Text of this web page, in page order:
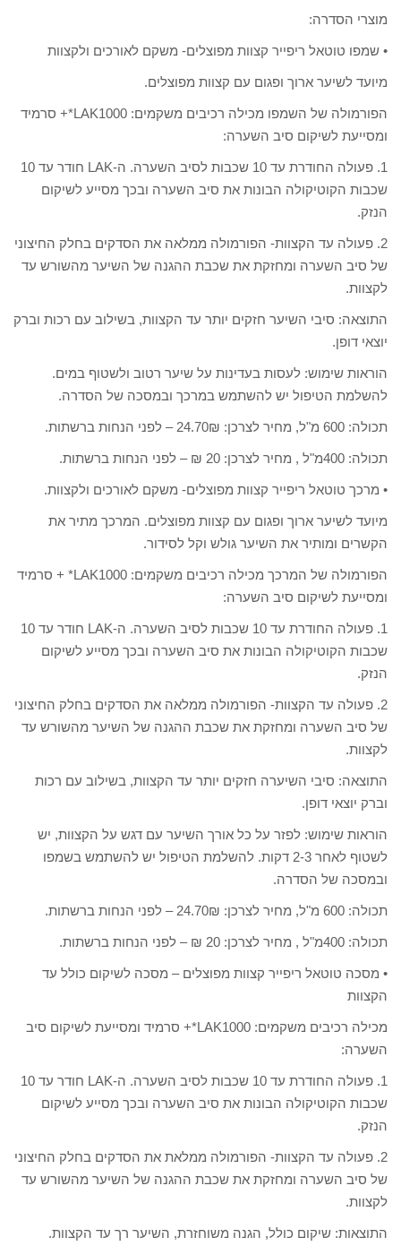
מוצרי הסדרה:
• שמפו טוטאל ריפייר קצוות מפוצלים- משקם לאורכים ולקצוות
מיועד לשיער ארוך ופגום עם קצוות מפוצלים.
הפורמולה של השמפו מכילה רכיבים משקמים: LAK1000*+ סרמיד
ומסייעת לשיקום סיב השערה:
1. פעולה החודרת עד 10 שכבות לסיב השערה. ה-LAK חודר עד 10
שכבות הקוטיקולה הבונות את סיב השערה ובכך מסייע לשיקום
הנזק.
2. פעולה עד הקצוות- הפורמולה ממלאה את הסדקים בחלק החיצוני
של סיב השערה ומחזקת את שכבת ההגנה של השיער מהשורש עד
לקצוות.
התוצאה: סיבי השיער חזקים יותר עד הקצוות, בשילוב עם רכות וברק
יוצאי דופן.
הוראות שימוש: לעסות בעדינות על שיער רטוב ולשטוף במים.
להשלמת הטיפול יש להשתמש במרכך ובמסכה של הסדרה.
תכולה: 600 מ"ל, מחיר לצרכן: 24.70₪ – לפני הנחות ברשתות.
תכולה: 400מ"ל , מחיר לצרכן: 20 ₪ – לפני הנחות ברשתות.
• מרכך טוטאל ריפייר קצוות מפוצלים- משקם לאורכים ולקצוות.
מיועד לשיער ארוך ופגום עם קצוות מפוצלים. המרכך מתיר את
הקשרים ומותיר את השיער גולש וקל לסידור.
הפורמולה של המרכך מכילה רכיבים משקמים: LAK1000* + סרמיד
ומסייעת לשיקום סיב השערה:
1. פעולה החודרת עד 10 שכבות לסיב השערה. ה-LAK חודר עד 10
שכבות הקוטיקולה הבונות את סיב השערה ובכך מסייע לשיקום
הנזק.
2. פעולה עד הקצוות- הפורמולה ממלאה את הסדקים בחלק החיצוני
של סיב השערה ומחזקת את שכבת ההגנה של השיער מהשורש עד
לקצוות.
התוצאה: סיבי השיערה חזקים יותר עד הקצוות, בשילוב עם רכות
וברק יוצאי דופן.
הוראות שימוש: לפזר על כל אורך השיער עם דגש על הקצוות, יש
לשטוף לאחר 2-3 דקות. להשלמת הטיפול יש להשתמש בשמפו
ובמסכה של הסדרה.
תכולה: 600 מ"ל, מחיר לצרכן: 24.70₪ – לפני הנחות ברשתות.
תכולה: 400מ"ל , מחיר לצרכן: 20 ₪ – לפני הנחות ברשתות.
• מסכה טוטאל ריפייר קצוות מפוצלים – מסכה לשיקום כולל עד
הקצוות
מכילה רכיבים משקמים: LAK1000*+ סרמיד ומסייעת לשיקום סיב
השערה:
1. פעולה החודרת עד 10 שכבות לסיב השערה. ה-LAK חודר עד 10
שכבות הקוטיקולה הבונות את סיב השערה ובכך מסייע לשיקום
הנזק.
2. פעולה עד הקצוות- הפורמולה ממלאת את הסדקים בחלק החיצוני
של סיב השערה ומחזקת את שכבת ההגנה של השיער מהשורש עד
לקצוות.
התוצאות: שיקום כולל, הגנה משוחזרת, השיער רך עד הקצוות.